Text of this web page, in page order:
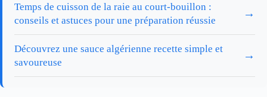
Temps de cuisson de la raie au court-bouillon :
conseils et astuces pour une préparation réussie
→
Découvrez une sauce algérienne recette simple et
savoureuse
→